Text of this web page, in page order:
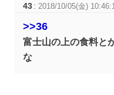
43 : 2018/10/05(金)
>>36
富士山の上の食料と
な